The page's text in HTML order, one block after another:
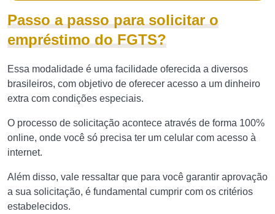
Passo a passo para solicitar o
empréstimo do FGTS?
Essa modalidade é uma facilidade oferecida a diversos
brasileiros, com objetivo de oferecer acesso a um dinheiro
extra com condições especiais.
O processo de solicitação acontece através de forma 100%
online, onde você só precisa ter um celular com acesso à
internet.
Além disso, vale ressaltar que para você garantir aprovação
a sua solicitação, é fundamental cumprir com os critérios
estabelecidos.